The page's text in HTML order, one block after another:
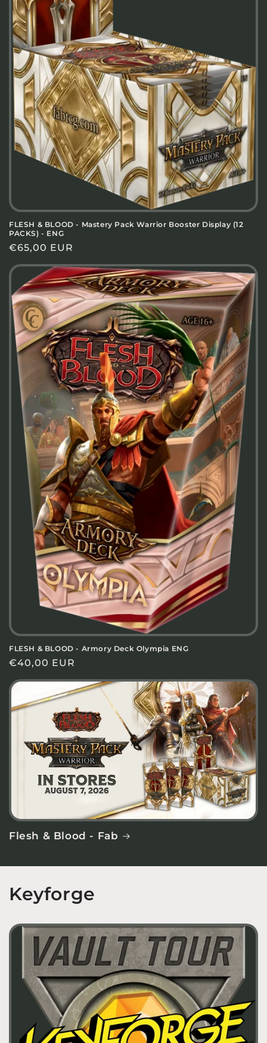
FLESH & BLOOD - Mastery Pack Warrior Booster Display (12
PACKS) - ENG
Prezzo
di
listino
€65,00 EUR
FLESH & BLOOD - Armory Deck Olympia ENG
Prezzo
di
listino
€40,00 EUR
Flesh & Blood - Fab
Keyforge